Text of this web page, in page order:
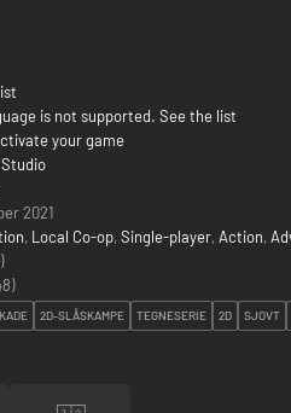
is not supported. See the list
your game
2021
, Local Co-op, Single-player, Action,
)
2D-SLÅSKAMPE TEGNESERIE 2D SJOVT